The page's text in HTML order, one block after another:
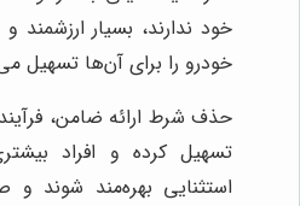
خود ندارند، بسیار
خودرو را برای آن‌ها تسهیل
حذف شرط ارائه ضامن،
تسهیل کرده و افراد
استثنایی بهره‌مند شوند